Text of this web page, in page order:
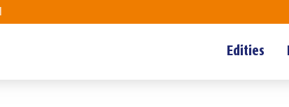
Edities